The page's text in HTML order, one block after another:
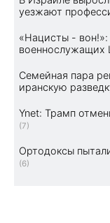
уезжают
«Нацисты - вон!»:
Семейная пара
иранскую
Ynet: Трамп
(7)
Ортодоксы
(6)